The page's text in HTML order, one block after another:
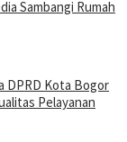
Sambangi Rumah
DPRD Kota Bogor
Pelayanan